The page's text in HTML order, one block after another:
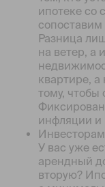
ипотеке со
Разница
на ветер, а
квартире,
тому, чтобы
инфляции и
У вас уже
арендный
вторую?